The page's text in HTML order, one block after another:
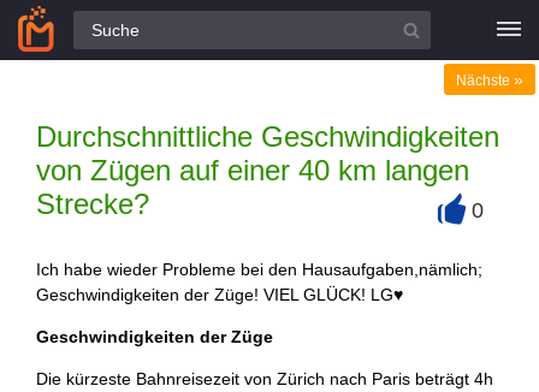
Alle Fragen
Durchschnittliche Geschwindigkeiten
von Zügen auf einer 40 km langen
Strecke?
Nächste »
0
Ich habe wieder Probleme bei den Hausaufgaben,nämlich;
Geschwindigkeiten der Züge! VIEL GLÜCK! LG♥
Geschwindigkeiten der Züge
Die kürzeste Bahnreisezeit von Zürich nach Paris beträgt 4h